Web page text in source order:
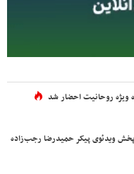
ویژه روحانیت احضار شد
ویدئوی پیکر حمیدرضا رجب‌زاده